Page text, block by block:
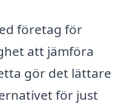
företag för
att jämföra
gör det lättare
för just